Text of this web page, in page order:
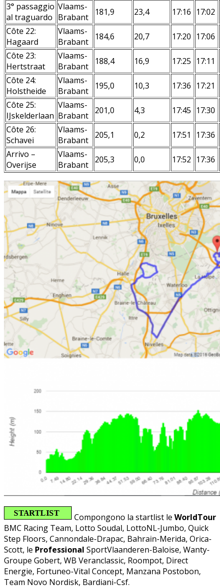
3° passaggio
al traguardo
Vlaams-
Brabant
181,9 23,4 17:16 17:02
Côte 22:
Hagaard
Vlaams-
Brabant
184,6 20,7 17:20 17:06
Côte 23:
Hertstraat
Vlaams-
Brabant
188,4 16,9 17:25 17:11
Côte 24:
Holstheide
Vlaams-
Brabant
195,0 10,3 17:36 17:21
Côte 25:
IJskelderlaan
Vlaams-
Brabant
201,0 4,3 17:45 17:30
Côte 26:
Schavei
Vlaams-
Brabant
205,1 0,2 17:51
17:36
Arrivo –
Overijse
Vlaams-
Brabant
205,3 0,0 17:52 17:36
Compongono la startlist le WorldTour
BMC Racing Team, Lotto Soudal, LottoNL-Jumbo, Quick
Step Floors, Cannondale-Drapac, Bahrain-Merida, Orica-
Scott, le Professional SportVlaanderen-Baloise, Wanty-
Groupe Gobert, WB Veranclassic, Roompot, Direct
Energie, Fortuneo-Vital Concept, Manzana Postobon,
Team Novo Nordisk, Bardiani-Csf.